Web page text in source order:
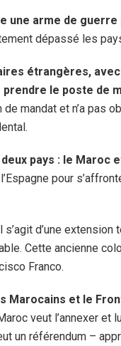
une arme de
dépassé les
étrangères,
prendre le poste de
de mandat et n’a pas
pays : le Maroc
pour
s’agit d’une
Cette ancienne
Franco.
Marocains et le
veut l’annexer et
un référendum –